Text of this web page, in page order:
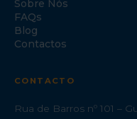
Sobre Nós
FAQs
Blog
Contactos
CONTACTO
Rua de Barros nº 101 –